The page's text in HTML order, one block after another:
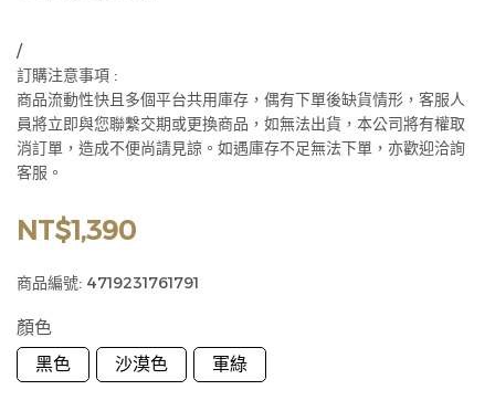
/
訂購注意事項 :
商品流動性快且多個平台共用庫存，偶有下單後缺貨情形，客服人
員將立即與您聯繫交期或更換商品，如無法出貨，本公司將有權取
消訂單，造成不便尚請見諒。如遇庫存不足無法下單，亦歡迎洽詢
客服。
NT$1,390
商品編號: 4719231761791
顏色
黑色
沙漠色 軍綠